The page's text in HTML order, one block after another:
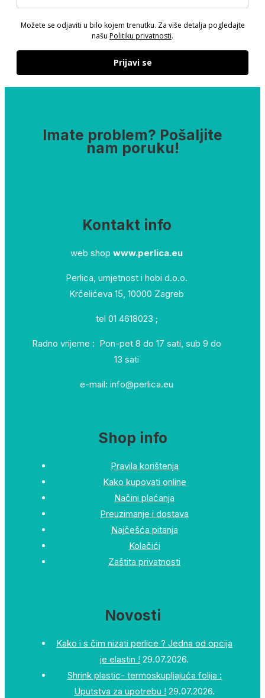
Možete se odjaviti u bilo kojem trenutku. Za više detalja pogledajte
našu Politiku privatnosti.
Prijavi se
Imate problem? Pošaljite
nam poruku!
Kontakt info
web shop www.perlica.eu
Perlica, umjetnost i hobi d.o.o.
Krčelićeva 15, 10000 Zagreb
tel 01 4618023 ;
Radno vrijeme : Pon-pet 8 do 17 sati, sub 9 do
13 sati
e-mail: info@perlica.eu
Shop info
Pravila korištenja
Kako kupovati online
Načini plaćanja
Preuzimanje i dostava
Najčešća pitanja
Kolačići
Zaštita privatnosti
Novosti
Kako i s čim nizati perlice ? Jedna od opcija
je elastin ! 29.07.2026.
Shrink plastic- termoskupljajuća folija :
Uputstva za upotrebu ! 29.07.2026.